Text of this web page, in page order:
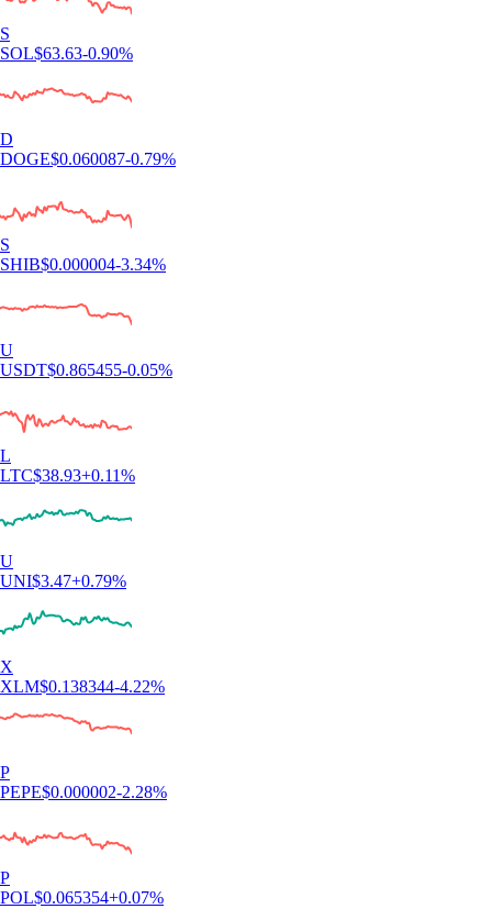
S
SOL$63.63-0.90%
D
DOGE$0.060087-0.79%
S
SHIB$0.000004-3.34%
U
USDT$0.865455-0.05%
L
LTC$38.93+0.11%
U
UNI$3.47+0.79%
X
XLM$0.138344-4.22%
P
PEPE$0.000002-2.28%
P
POL$0.065354+0.07%